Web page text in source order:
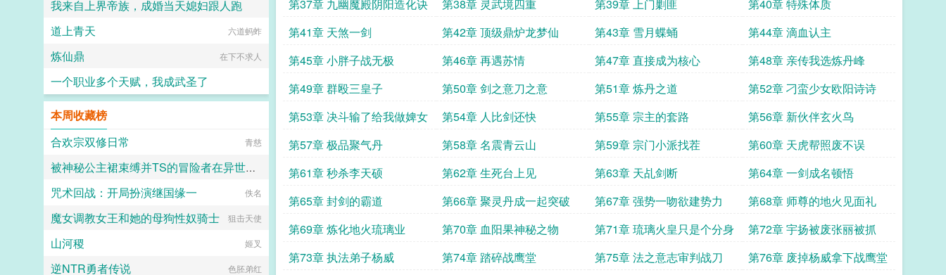
第37章 九幽魔殿阴阳造化诀
第38章 灵武境四重 第39章 上门剿匪
第40章 特殊体质
第41章 天煞一剑
第42章 顶级鼎炉龙梦仙 第43章 雪月蝶蛹
第44章 滴血认主
第45章 小胖子战无极
第46章 再遇苏情 第47章 直接成为核心
第48章 亲传我选炼丹峰
第49章 群殴三皇子
第50章 剑之意刀之意 第51章 炼丹之道
第52章 刁蛮少女欧阳诗诗
第53章 决斗输了给我做婢女
第54章 人比剑还快 第55章 宗主的套路
第56章 新伙伴玄火鸟
第57章 极品聚气丹
第58章 名震青云山 第59章 宗门小派找茬
第60章 天虎帮照废不误
第61章 秒杀李天硕
第62章 生死台上见 第63章 天乩剑断
第64章 一剑成名顿悟
第65章 封剑的霸道
第66章 聚灵丹成一起突破 第67章 强势一吻欲建势力
第68章 师尊的地火见面礼
第69章 炼化地火琉璃业
第70章 血阳果神秘之物 第71章 琉璃火皇只是个分身
第72章 宇扬被废张丽被抓
第73章 执法弟子杨威
第74章 踏碎战鹰堂 第75章 法之意志审判战刀
第76章 废掉杨威拿下战鹰堂
我来自上界帝族，成婚当天媳妇跟人跑
社恐啊社恐
道上青天 六道蚂蚱
炼仙鼎 在下不求人
一个职业多个天赋，我成武圣了
本周收藏榜
合欢宗双修日常
青慈
被神秘公主裙束缚并TS的冒险者在异世界的色色奇遇故事
代号穿山甲
咒术回战：开局扮演继国缘一 佚名
魔女调教女王和她的母狗性奴骑士 狙击天使
山河稷 姬叉
逆NTR勇者传说 色胚弟红